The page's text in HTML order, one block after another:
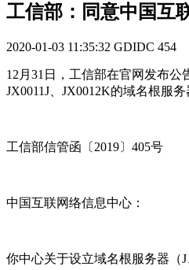
工信部：同意中国互
2020-01-03 11:35:32 GDIDC 454
12月31日，工信部在官网发布
JX0011J、JX0012K的域名根服务
工信部信管函〔2019〕405号
中国互联网络信息中心：
你中心关于设立域名根服务器（